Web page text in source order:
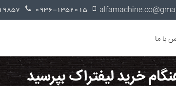
با ما
خرید لیفتراک بپرسید